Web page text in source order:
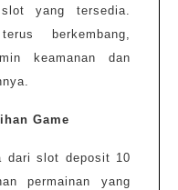
yang tersedia.
berkembang,
keamanan dan
Game
dari slot deposit 10
permainan yang